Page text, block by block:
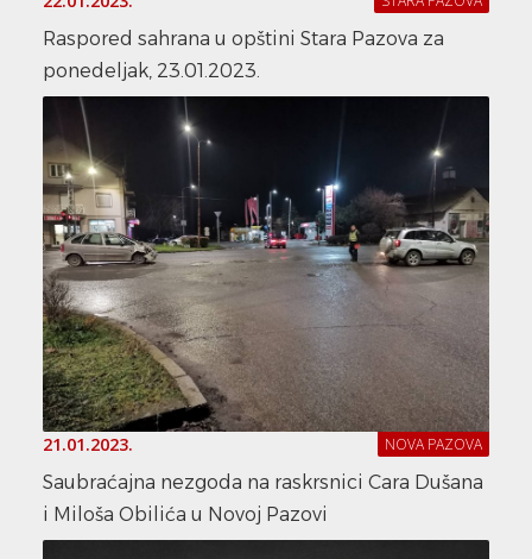
Raspored sahrana u opštini Stara Pazova za
ponedeljak, 23.01.2023.
21.01.2023. NOVA PAZOVA
Saubraćajna nezgoda na raskrsnici Cara Dušana
i Miloša Obilića u Novoj Pazovi